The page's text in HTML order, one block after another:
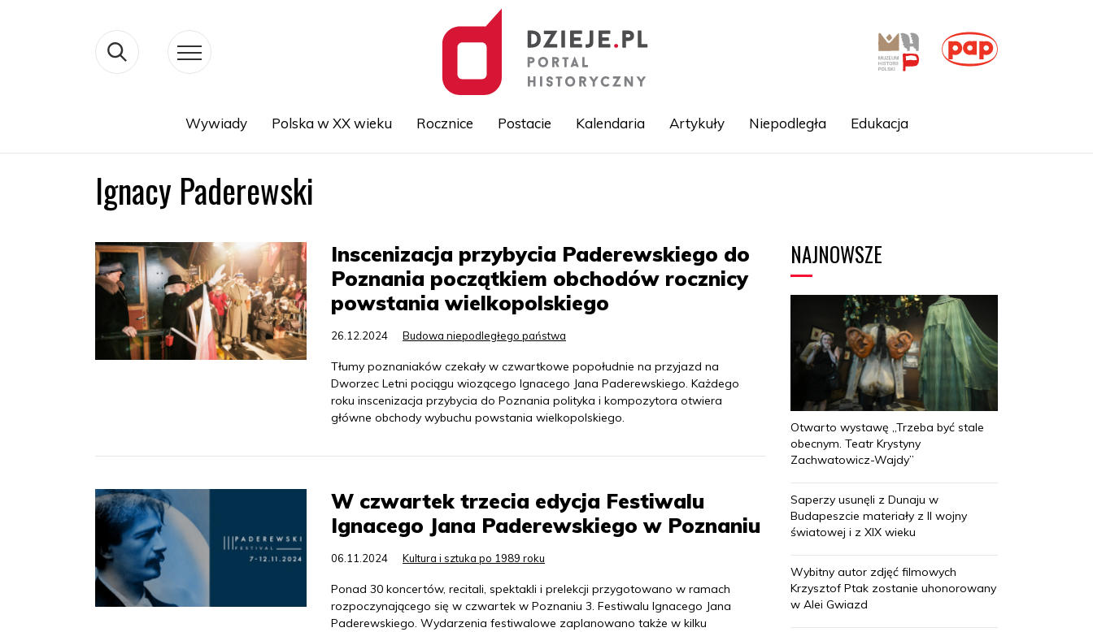
Wywiady Polska w XX wieku Rocznice Postacie Kalendaria Artykuły Niepodległa Edukacja
Ignacy Paderewski
Inscenizacja przybycia Paderewskiego do
Poznania początkiem obchodów rocznicy
powstania wielkopolskiego
26.12.2024 Budowa niepodległego państwa
Tłumy poznaniaków czekały w czwartkowe popołudnie na przyjazd na
Dworzec Letni pociągu wiozącego Ignacego Jana Paderewskiego. Każdego
roku inscenizacja przybycia do Poznania polityka i kompozytora otwiera
główne obchody wybuchu powstania wielkopolskiego.
W czwartek trzecia edycja Festiwalu
Ignacego Jana Paderewskiego w Poznaniu
06.11.2024 Kultura i sztuka po 1989 roku
Ponad 30 koncertów, recitali, spektakli i prelekcji przygotowano w ramach
rozpoczynającego się w czwartek w Poznaniu 3. Festiwalu Ignacego Jana
Paderewskiego. Wydarzenia festiwalowe zaplanowano także w kilku
NAJNOWSZE
Otwarto wystawę „Trzeba być stale
obecnym. Teatr Krystyny
Zachwatowicz-Wajdy”
Saperzy usunęli z Dunaju w
Budapeszcie materiały z II wojny
światowej i z XIX wieku
Wybitny autor zdjęć filmowych
Krzysztof Ptak zostanie uhonorowany
w Alei Gwiazd